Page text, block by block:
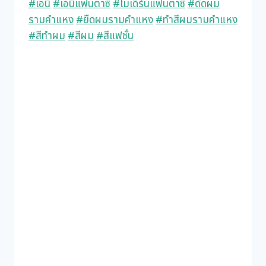
#เอนี่#เอนี่แฟนตาซี#โมเดิร์นแฟนตาซี#ดัดผม
รามคำแหง#ยืดผมรามคำแหง#ทำสีผมรามคำแหง
#สีทำผม#สีผม#สีแฟชั่น